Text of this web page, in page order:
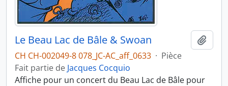
Le Beau Lac de Bâle & Swoan
CH CH-002049-8 078_JC-AC_aff_0633 · Pièce
Fait partie de Jacques Cocquio
Affiche pour un concert du Beau Lac de Bâle pour